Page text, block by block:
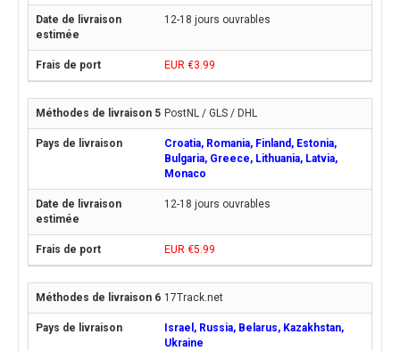
12-18 jours ouvrables
EUR €3.99
PostNL / GLS / DHL
Croatia, Romania, Finland, Estonia,
Bulgaria, Greece, Lithuania, Latvia,
Monaco
12-18 jours ouvrables
EUR €5.99
17Track.net
Israel, Russia, Belarus, Kazakhstan,
Ukraine